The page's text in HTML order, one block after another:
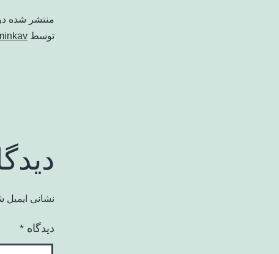
منتشر شده در
توسط
نشانی ایمیل
دیدگاه *